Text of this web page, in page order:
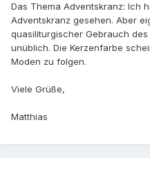
Das Thema Adventskranz: Ich
Adventskranz gesehen. Aber
quasiliturgischer Gebrauch
unüblich. Die Kerzenfarbe
Moden zu folgen.
Viele Grüße,
Matthias